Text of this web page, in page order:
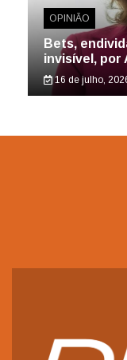
OPINIÃO
Bets,
invisível, por
16 de julho,